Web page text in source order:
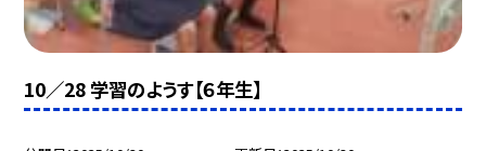
10／28 学習のようす【６年生】